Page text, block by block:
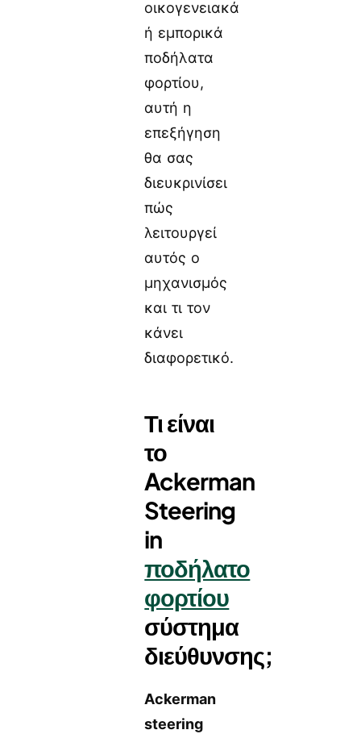
οικογενειακά
ή εμπορικά
ποδήλατα
φορτίου,
αυτή η
επεξήγηση
θα σας
διευκρινίσει
πώς
λειτουργεί
αυτός ο
μηχανισμός
και τι τον
κάνει
διαφορετικό.
Τι είναι
το
Ackerman
Steering
in
ποδήλατο
φορτίου
σύστημα
διεύθυνσης;
Ackerman
steering